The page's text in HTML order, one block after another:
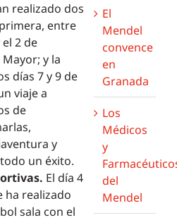
realizado dos
entre
2 de
y la
días 7 y 9 de
viaje a
de
y
un éxito.
El día 4
ha realizado
sala con el
El
Mendel
convence
en
Granada
Los
Médicos
y
del
Mendel